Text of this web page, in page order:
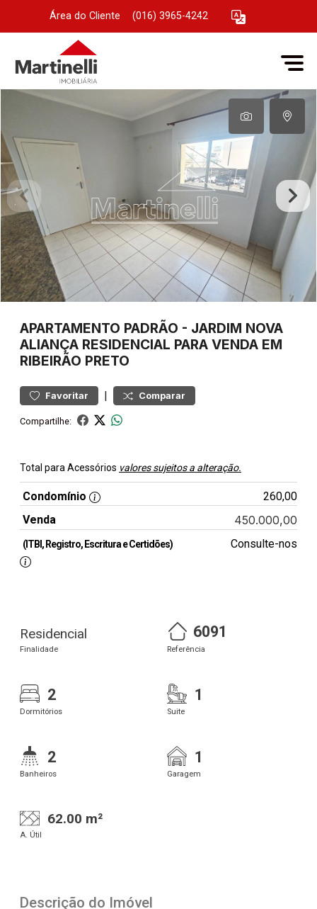
Área do Cliente (016) 3965-4242
APARTAMENTO PADRÃO - JARDIM NOVA
ALIANÇA RESIDENCIAL PARA VENDA EM
RIBEIRÃO PRETO
Favoritar | Comparar
Compartilhe:
Total para Acessórios valores sujeitos a alteração.
Condomínio
260,00
Venda
450.000,00
(ITBI, Registro, Escritura e Certidões) Consulte-nos
Residencial
Finalidade
6091
Referência
2
Dormitórios
1
Suite
2
Banheiros
1
Garagem
62.00 m²
A. Útil
Descrição do Imóvel